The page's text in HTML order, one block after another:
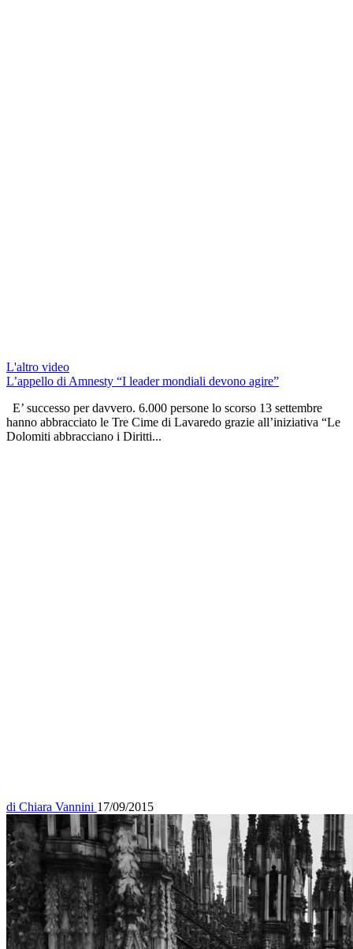
L'altro video
L’appello di Amnesty “I leader mondiali devono agire”
E’ successo per davvero. 6.000 persone lo scorso 13 settembre
hanno abbracciato le Tre Cime di Lavaredo grazie all’iniziativa “Le
Dolomiti abbracciano i Diritti...
di Chiara Vannini 17/09/2015